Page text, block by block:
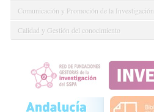
Comunicación y Promoción de la Investigación
Calidad y Gestión del conocimiento